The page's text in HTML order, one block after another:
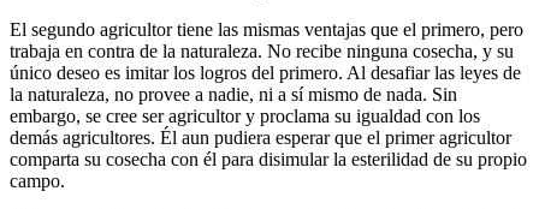
El segundo agricultor tiene las mismas ventajas que el primero, pero
trabaja en contra de la naturaleza. No recibe ninguna cosecha, y su
único deseo es imitar los logros del primero. Al desafiar las leyes de
la naturaleza, no provee a nadie, ni a sí mismo de nada. Sin
embargo, se cree ser agricultor y proclama su igualdad con los
demás agricultores. Él aun pudiera esperar que el primer agricultor
comparta su cosecha con él para disimular la esterilidad de su propio
campo.